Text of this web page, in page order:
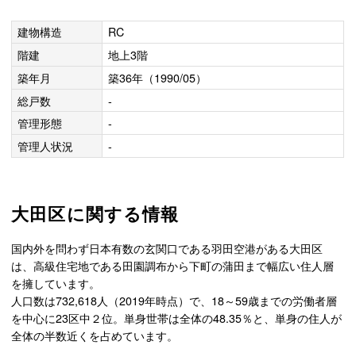
建物構造
RC
階建
地上3階
築年月
築36年（1990/05）
総戸数
-
管理形態
-
管理人状況
-
大田区に関する情報
国内外を問わず日本有数の玄関口である羽田空港がある大田区
は、高級住宅地である田園調布から下町の蒲田まで幅広い住人層
を擁しています。
人口数は732,618人（2019年時点）で、18～59歳までの労働者層
を中心に23区中２位。単身世帯は全体の48.35％と、単身の住人が
全体の半数近くを占めています。